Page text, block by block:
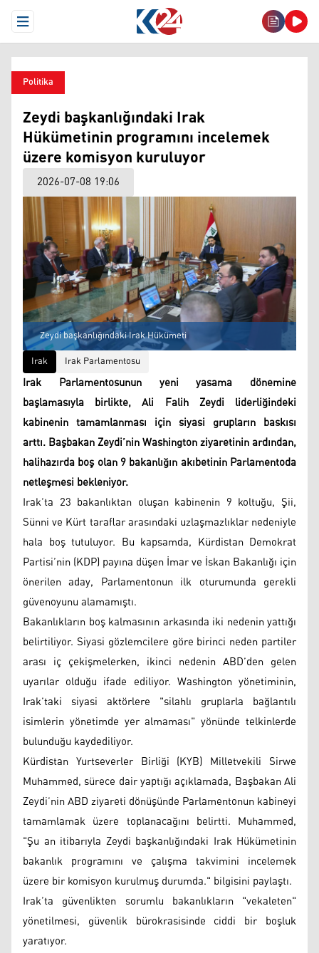
Open Menu
Politika
Zeydi başkanlığındaki Irak
Hükümetinin programını incelemek
üzere komisyon kuruluyor
2026-07-08 19:06
Zeydi başkanlığındaki Irak Hükümeti
Irak
Irak Parlamentosu
Irak Parlamentosunun yeni yasama dönemine
başlamasıyla birlikte, Ali Falih Zeydi liderliğindeki
kabinenin tamamlanması için siyasi grupların baskısı
arttı. Başbakan Zeydi’nin Washington ziyaretinin ardından,
halihazırda boş olan 9 bakanlığın akıbetinin Parlamentoda
netleşmesi bekleniyor.
Irak’ta 23 bakanlıktan oluşan kabinenin 9 koltuğu, Şii,
Sünni ve Kürt taraflar arasındaki uzlaşmazlıklar nedeniyle
hala boş tutuluyor. Bu kapsamda, Kürdistan Demokrat
Partisi’nin (KDP) payına düşen İmar ve İskan Bakanlığı için
önerilen aday, Parlamentonun ilk oturumunda gerekli
güvenoyunu alamamıştı.
Bakanlıkların boş kalmasının arkasında iki nedenin yattığı
belirtiliyor. Siyasi gözlemcilere göre birinci neden partiler
arası iç çekişmelerken, ikinci nedenin ABD’den gelen
uyarılar olduğu ifade ediliyor. Washington yönetiminin,
Irak’taki siyasi aktörlere "silahlı gruplarla bağlantılı
isimlerin yönetimde yer almaması" yönünde telkinlerde
bulunduğu kaydediliyor.
Kürdistan Yurtseverler Birliği (KYB) Milletvekili Sirwe
Muhammed, sürece dair yaptığı açıklamada, Başbakan Ali
Zeydi’nin ABD ziyareti dönüşünde Parlamentonun kabineyi
tamamlamak üzere toplanacağını belirtti. Muhammed,
"Şu an itibarıyla Zeydi başkanlığındaki Irak Hükümetinin
bakanlık programını ve çalışma takvimini incelemek
üzere bir komisyon kurulmuş durumda." bilgisini paylaştı.
Irak’ta güvenlikten sorumlu bakanlıkların "vekaleten"
yönetilmesi, güvenlik bürokrasisinde ciddi bir boşluk
yaratıyor.